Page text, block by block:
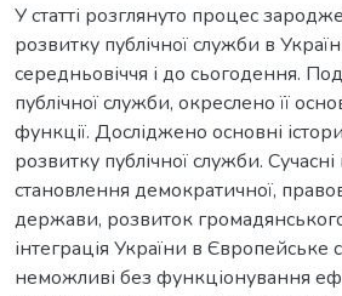
У статті розглянуто процес
розвитку публічної служби в
середньовіччя і до сьогодення.
публічної служби, окреслено її
функції. Досліджено основні
розвитку публічної служби.
становлення демократичної,
держави, розвиток громадянського
інтеграція України в Європейське
неможливі без функціонування